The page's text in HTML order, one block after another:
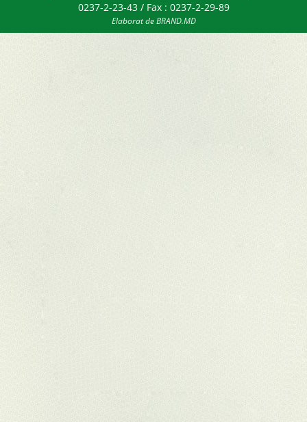
0237-2-23-43 / Fax : 0237-2-29-89
Elaborat de BRAND.MD